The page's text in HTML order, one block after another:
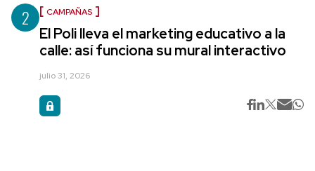
2 CAMPAÑAS
El Poli lleva el marketing educativo a la
calle: así funciona su mural interactivo
julio 31, 2026